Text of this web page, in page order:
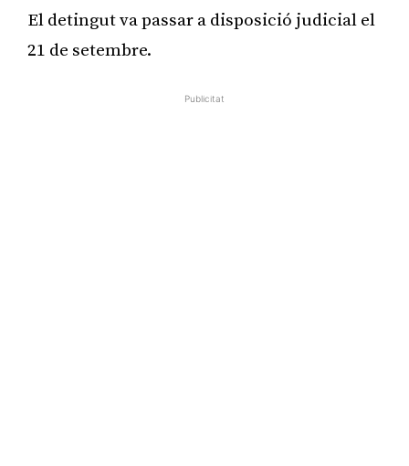
El detingut va passar a disposició judicial el
21 de setembre.
Publicitat